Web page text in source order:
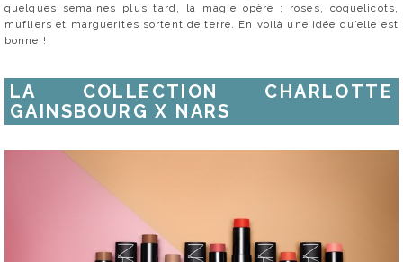
quelques semaines plus tard, la magie opère : roses, coquelicots,
mufliers et marguerites sortent de terre. En voilà une idée qu’elle est
bonne !
LA COLLECTION CHARLOTTE
GAINSBOURG X NARS